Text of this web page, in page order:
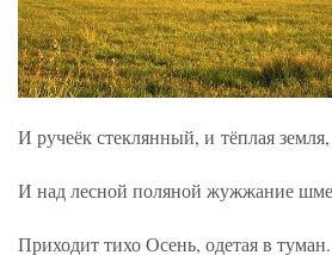
И ручеёк стеклянный, и тёплая земля,
И над лесной поляной жужжание
Приходит тихо Осень, одетая в туман.